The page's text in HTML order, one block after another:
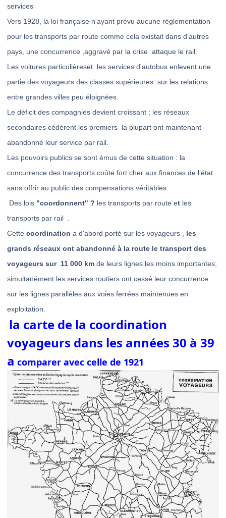
services
Vers 1928, la loi française n'ayant prévu aucune réglementation
pour les transports par route comme cela existait dans d'autres
pays, une concurrence ,aggravé par la crise attaque le rail.
Les voitures particulièreset les services d'autobus enlevent une
partie des voyageurs des classes supérieures sur les relations
entre grandes villes peu éloignées.
Le déficit des compagnies devient croissant ; les réseaux
secondaires cédèrent les premiers la plupart ont maintenant
abandonné leur service par rail.
Les pouvoirs publics se sont émus de cette situation : la
concurrence des transports coûte fort cher aux finances de l’état
sans offrir au public des compensations véritables.
Des lois "coordonnent" ? les transports par route et les
transports par rail .
Cette coordination a d'abord porté sur les voyageurs ,
les
grands réseaux ont abandonné à la route le transport des
voyageurs sur 11 000 km de leurs lignes les moins importantes;
simultanément les services routiers ont cessé leur concurrence
sur les lignes parallèles aux voies ferrées maintenues en
exploitation.
la carte de la coordination
voyageurs dans les années 30 à 39
a comparer avec celle de 1921